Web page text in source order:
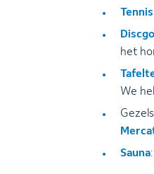
Tennis
het
We
Sauna